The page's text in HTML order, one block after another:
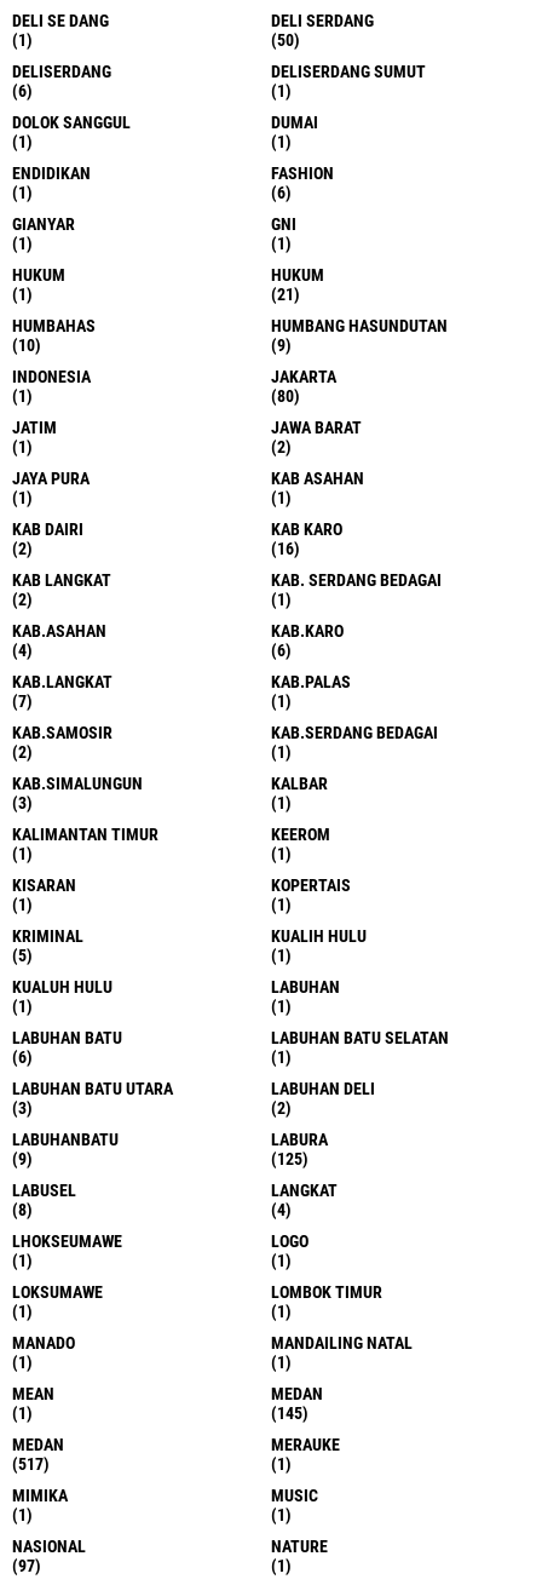
DELI SE DANG
(1)
DELI SERDANG
(50)
DELISERDANG
(6)
DELISERDANG SUMUT
(1)
DOLOK SANGGUL
(1)
DUMAI
(1)
ENDIDIKAN
(1)
FASHION
(6)
GIANYAR
(1)
GNI
(1)
HUKUM
(1)
HUKUM
(21)
HUMBAHAS
(10)
HUMBANG HASUNDUTAN
(9)
INDONESIA
(1)
JAKARTA
(80)
JATIM
(1)
JAWA BARAT
(2)
JAYA PURA
(1)
KAB ASAHAN
(1)
KAB DAIRI
(2)
KAB KARO
(16)
KAB LANGKAT
(2)
KAB. SERDANG BEDAGAI
(1)
KAB.ASAHAN
(4)
KAB.KARO
(6)
KAB.LANGKAT
(7)
KAB.PALAS
(1)
KAB.SAMOSIR
(2)
KAB.SERDANG BEDAGAI
(1)
KAB.SIMALUNGUN
(3)
KALBAR
(1)
KALIMANTAN TIMUR
(1)
KEEROM
(1)
KISARAN
(1)
KOPERTAIS
(1)
KRIMINAL
(5)
KUALIH HULU
(1)
KUALUH HULU
(1)
LABUHAN
(1)
LABUHAN BATU
(6)
LABUHAN BATU SELATAN
(1)
LABUHAN BATU UTARA
(3)
LABUHAN DELI
(2)
LABUHANBATU
(9)
LABURA
(125)
LABUSEL
(8)
LANGKAT
(4)
LHOKSEUMAWE
(1)
LOGO
(1)
LOKSUMAWE
(1)
LOMBOK TIMUR
(1)
MANADO
(1)
MANDAILING NATAL
(1)
MEAN
(1)
MEDAN
(145)
MEDAN
(517)
MERAUKE
(1)
MIMIKA
(1)
MUSIC
(1)
NASIONAL
(97)
NATURE
(1)